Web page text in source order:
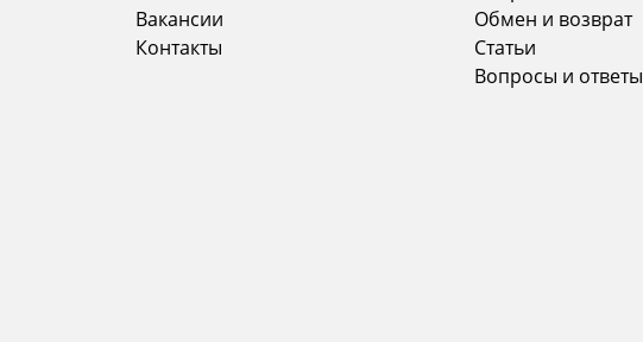
Вакансии
Контакты
Обмен и возврат
Статьи
Вопросы и ответы